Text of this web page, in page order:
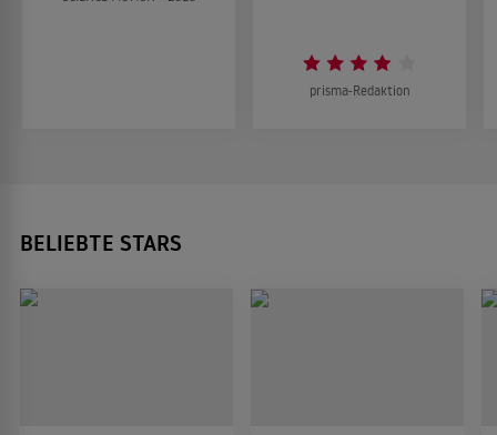
prisma-Redaktion
BELIEBTE STARS